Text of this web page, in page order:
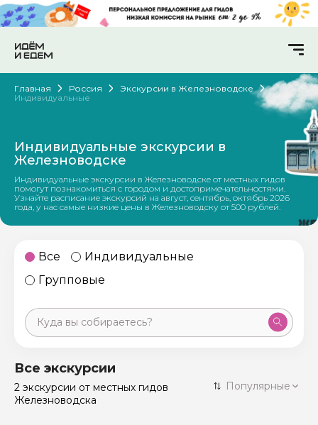
Главная Россия
Экскурсии в Железноводске
Индивидуальные
Индивидуальные экскурсии в
Железноводске
Индивидуальные экскурсии в Железноводске от местных гидов
помогут познакомиться с городом и достопримечательностями.
Узнайте расписание экскурсий на август, сентябрь, октябрь 2026
года, у нас самые низкие цены в Железноводску от 500 рублей.
Все
Индивидуальные
Групповые
Санкт-Петербург
Россия
50 экскурсий
Все экскурсии
2 экскурсии от местных гидов
Железноводска
Популярные